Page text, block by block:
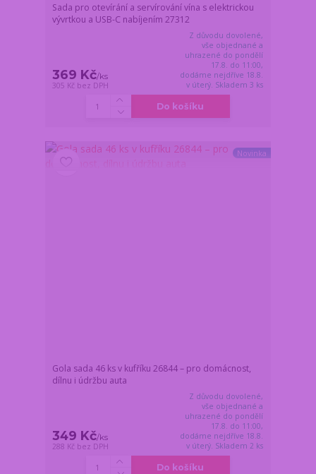
Sada pro otevírání a servírování vína s elektrickou
vývrtkou a USB-C nabíjením 27312
369 Kč/ks
305 Kč bez DPH
Z důvodu dovolené,
vše objednané a
uhrazené do pondělí
17.8. do 11:00,
dodáme nejdříve 18.8.
v úterý. Skladem 3 ks
Do košíku
Novinka
Gola sada 46 ks v kufříku 26844 – pro domácnost,
dílnu i údržbu auta
349 Kč/ks
288 Kč bez DPH
Z důvodu dovolené,
vše objednané a
uhrazené do pondělí
17.8. do 11:00,
dodáme nejdříve 18.8.
v úterý. Skladem 2 ks
Do košíku